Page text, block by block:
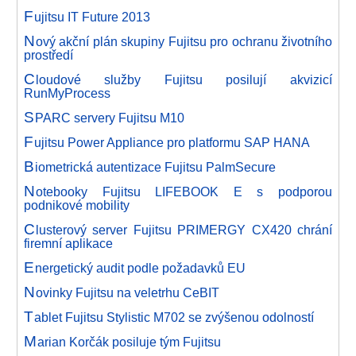
Fujitsu IT Future 2013
Nový akční plán skupiny Fujitsu pro ochranu životního
prostředí
Cloudové služby Fujitsu posilují akvizicí
RunMyProcess
SPARC servery Fujitsu M10
Fujitsu Power Appliance pro platformu SAP HANA
Biometrická autentizace Fujitsu PalmSecure
Notebooky Fujitsu LIFEBOOK E s podporou
podnikové mobility
Clusterový server Fujitsu PRIMERGY CX420 chrání
firemní aplikace
Energetický audit podle požadavků EU
Novinky Fujitsu na veletrhu CeBIT
Tablet Fujitsu Stylistic M702 se zvýšenou odolností
Marian Korčák posiluje tým Fujitsu